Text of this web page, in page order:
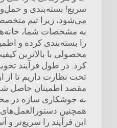
سریع! بسته‌بندی و
می‌شود، زیرا تیم
به مشخصات شما،
را بسته‌بندی کرده و
محصولی با بالاترین
کرد. در طول فرآیند
تحت نظارت داریم تا از
مقصد اطمینان حاصل
به جوشکاری سازه در
همچنین
این فرآیند را سریع‌تر و